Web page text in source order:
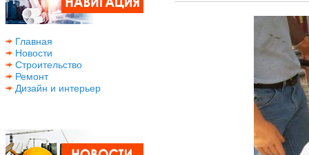
Главная
Новости
Строительство
Ремонт
Дизайн и интерьер